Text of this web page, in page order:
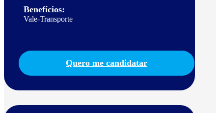
Benefícios:
Vale-Transporte
Quero me candidatar